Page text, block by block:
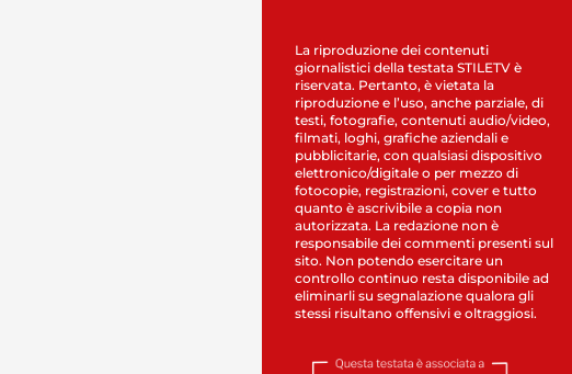
La riproduzione dei contenuti
giornalistici della testata STILETV è
riservata. Pertanto, è vietata la
riproduzione e l’uso, anche parziale, di
testi, fotografie, contenuti audio/video,
filmati, loghi, grafiche aziendali e
pubblicitarie, con qualsiasi dispositivo
elettronico/digitale o per mezzo di
fotocopie, registrazioni, cover e tutto
quanto è ascrivibile a copia non
autorizzata. La redazione non è
responsabile dei commenti presenti sul
sito. Non potendo esercitare un
controllo continuo resta disponibile ad
eliminarli su segnalazione qualora gli
stessi risultano offensivi e oltraggiosi.